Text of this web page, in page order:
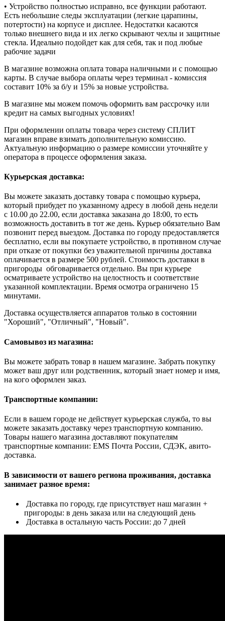
• Устройство полностью исправно, все функции работают.
Есть небольшие следы эксплуатации (легкие царапины,
потертости) на корпусе и дисплее. Недостатки касаются
только внешнего вида и их легко скрывают чехлы и защитные
стекла. Идеально подойдет как для себя, так и под любые
рабочие задачи
В магазине возможна оплата товара наличными и с помощью
карты. В случае выбора оплаты через терминал - комиссия
составит 10% за б/у и 15% за новые устройства.
В магазине мы можем помочь оформить вам рассрочку или
кредит на самых выгодных условиях!
При оформлении оплаты товара через систему СПЛИТ
магазин вправе взимать дополнительную комиссию.
Актуальную информацию о размере комиссии уточняйте у
оператора в процессе оформления заказа.
Курьерская доставка:
Вы можете заказать доставку товара с помощью курьера,
который прибудет по указанному адресу в любой день недели
с 10.00 до 22.00, если доставка заказана до 18:00, то есть
возможность доставить в тот же день. Курьер обязательно Вам
позвонит перед выездом. Доставка по городу предоставляется
бесплатно, если вы покупаете устройство, в противном случае
при отказе от покупки без уважительной причины доставка
оплачивается в размере 500 рублей. Стоимость доставки в
пригороды обговаривается отдельно. Вы при курьере
осматриваете устройство на целостность и соответствие
указанной комплектации. Время осмотра ограничено 15
минутами.
Доставка осуществляется аппаратов только в состоянии
"Хороший", "Отличный", "Новый".
Самовывоз из магазина:
Вы можете забрать товар в нашем магазине. Забрать покупку
может ваш друг или родственник, который знает номер и имя,
на кого оформлен заказ.
Транспортные компании:
Если в вашем городе не действует курьерская служба, то вы
можете заказать доставку через транспортную компанию.
Товары нашего магазина доставляют покупателям
транспортные компании: EMS Почта России, СДЭК, авито-
доставка.
В зависимости от вашего региона проживания, доставка
занимает разное время:
Доставка по городу, где присутствует наш магазин +
пригороды: в день заказа или на следующий день
Доставка в остальную часть России: до 7 дней